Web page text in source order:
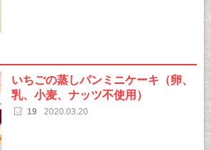
いちごの蒸しパンミニケーキ（卵、
乳、小麦、ナッツ不使用）
19 2020.03.20